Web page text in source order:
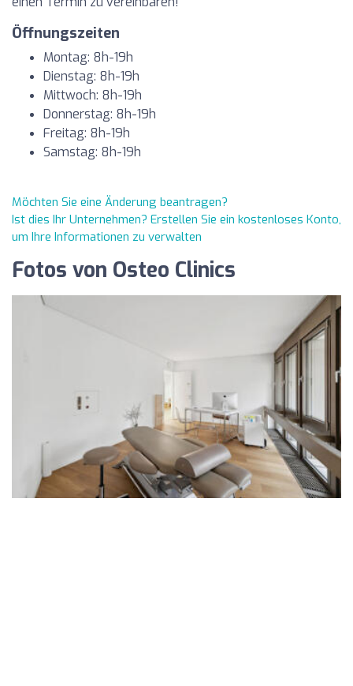
Öffnungszeiten
Montag: 8h-19h
Dienstag: 8h-19h
Mittwoch: 8h-19h
Donnerstag: 8h-19h
Freitag: 8h-19h
Samstag: 8h-19h
Möchten Sie eine Änderung beantragen?
Ist dies Ihr Unternehmen? Erstellen Sie ein kostenloses Konto,
um Ihre Informationen zu verwalten
Fotos von Osteo Clinics